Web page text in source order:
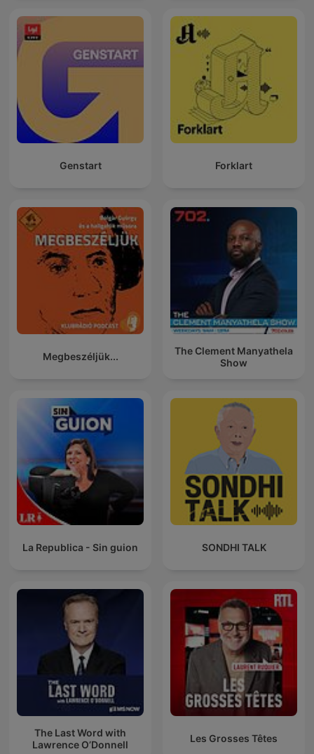
Genstart Forklart
Megbeszéljük...
The Clement Manyathela
Show
La Republica - Sin guion SONDHI TALK
The Last Word with
Lawrence O’Donnell
Les Grosses Têtes